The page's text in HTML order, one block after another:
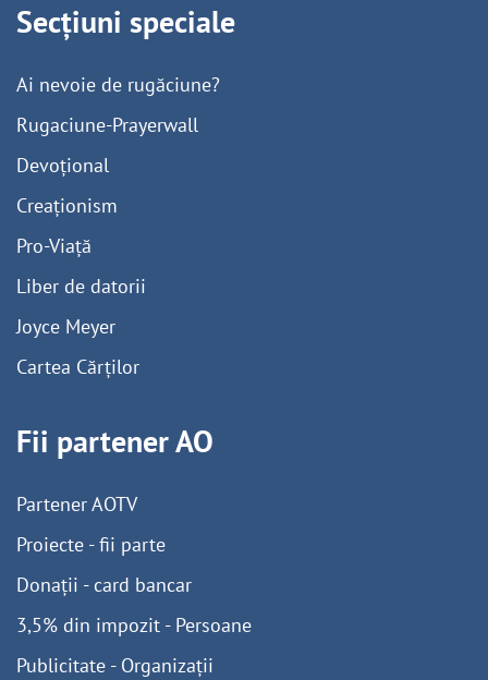
Secțiuni speciale
Ai nevoie de rugăciune?
Rugaciune-Prayerwall
Devoțional
Creaționism
Pro-Viață
Liber de datorii
Joyce Meyer
Cartea Cărților
Fii partener AO
Partener AOTV
Proiecte - fii parte
Donații - card bancar
3,5% din impozit - Persoane
Publicitate - Organizații